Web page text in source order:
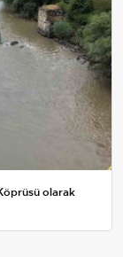
olarak